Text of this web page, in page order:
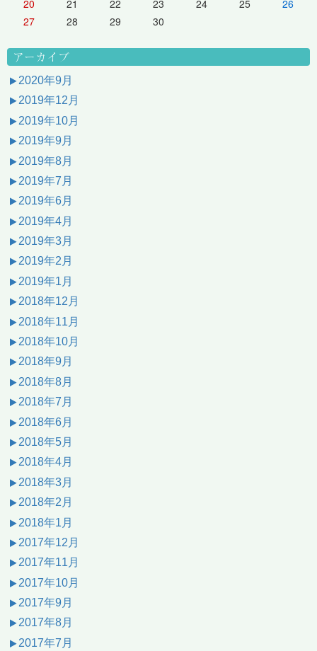
20
21 22 23 24 25
26
27
28 29 30
アーカイブ
2020年9月
2019年12月
2019年10月
2019年9月
2019年8月
2019年7月
2019年6月
2019年4月
2019年3月
2019年2月
2019年1月
2018年12月
2018年11月
2018年10月
2018年9月
2018年8月
2018年7月
2018年6月
2018年5月
2018年4月
2018年3月
2018年2月
2018年1月
2017年12月
2017年11月
2017年10月
2017年9月
2017年8月
2017年7月